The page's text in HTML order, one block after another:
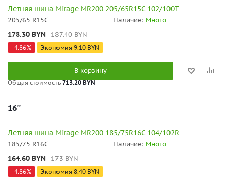
Летняя шина Mirage MR200 205/65R15C 102/100T
205/65 R15C Наличие: Много
178.30 BYN 187.40BYN
-4.86% Экономия 9.10 BYN
В корзину
Общая стоимость713.20 BYN
16''
Летняя шина Mirage MR200 185/75R16C 104/102R
185/75 R16C Наличие: Много
164.60 BYN 173BYN
-4.86% Экономия 8.40 BYN